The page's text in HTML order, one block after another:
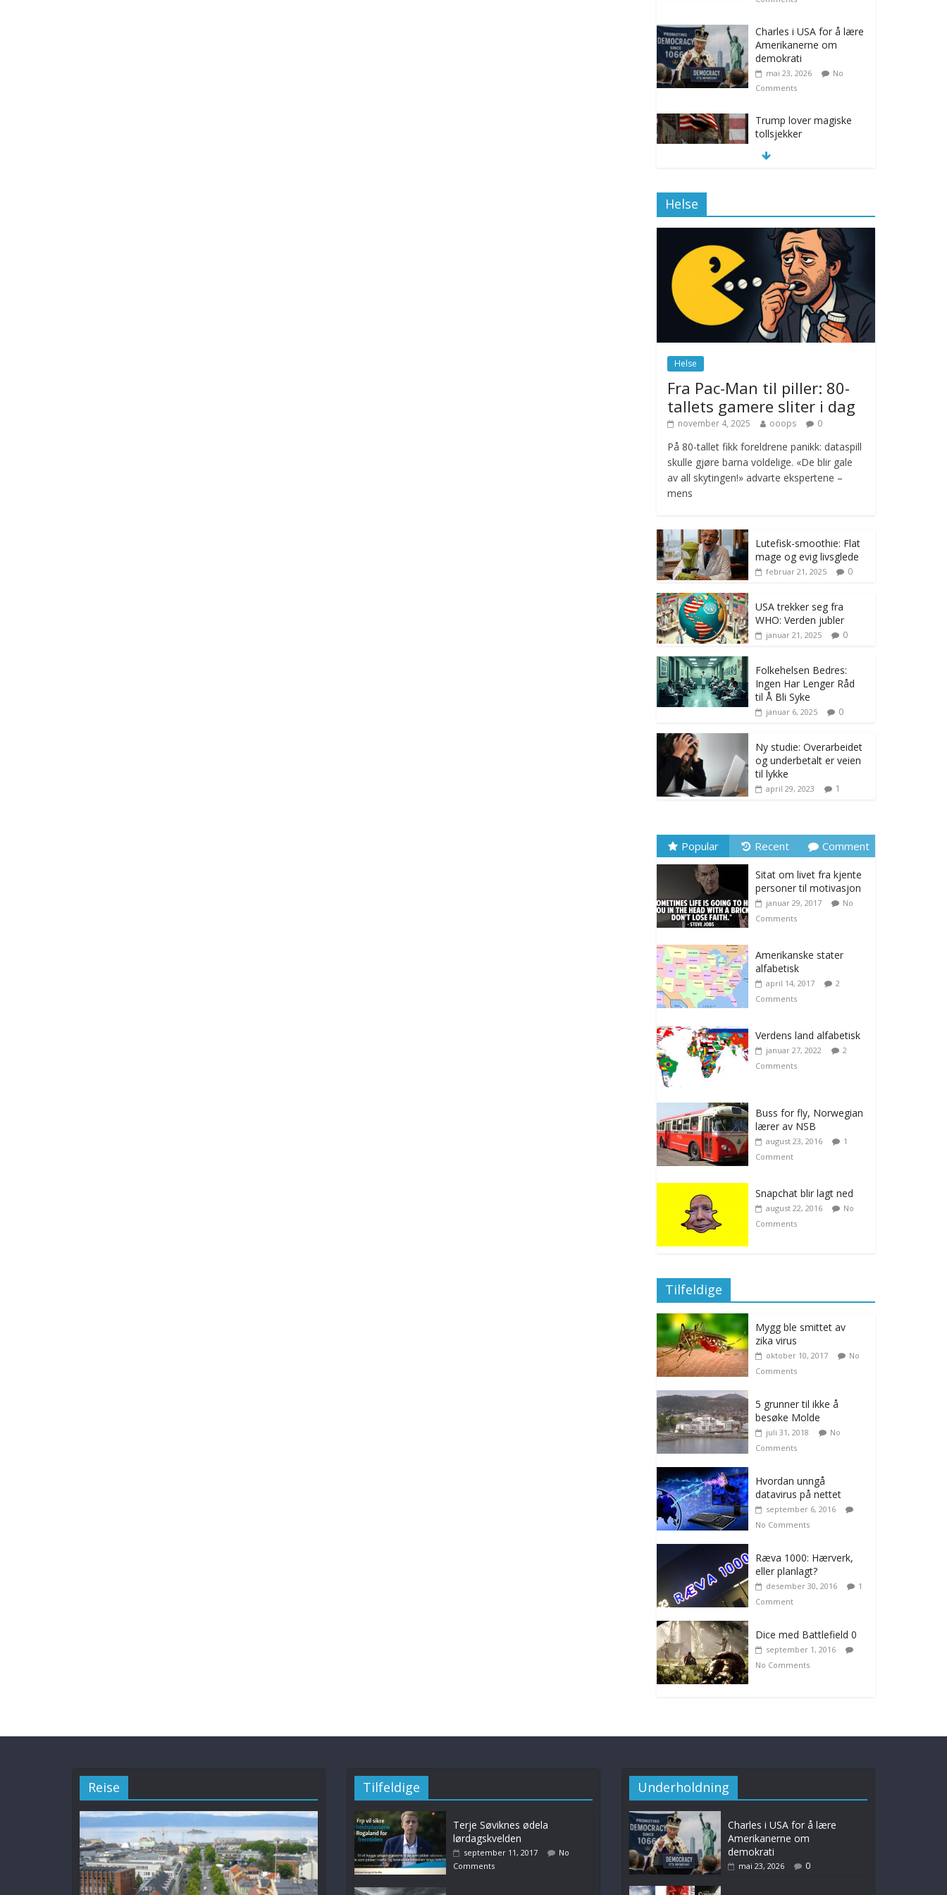
Charles i USA for å lære
Amerikanerne om
demokrati
mai 23, 2026
No
Comments
Trump lover magiske
tollsjekker
No Comments
klimakrisen i Norge
november 12, 2025
No Comments
Drone stopper
flytrafikken i Stockholm,
ekspert mistenker MDG
november 6, 2025
No Comments
nullvisjon for nedbør
juni 23, 2026
No
Comments
Helse
Helse
Fra Pac-Man til piller: 80-
tallets gamere sliter i dag
november 4, 2025 ooops 0
På 80-tallet fikk foreldrene panikk: dataspill
skulle gjøre barna voldelige. «De blir gale
av all skytingen!» advarte ekspertene –
mens
Lutefisk-smoothie: Flat
mage og evig livsglede
februar 21, 2025 0
USA trekker seg fra
WHO: Verden jubler
januar 21, 2025 0
Folkehelsen Bedres:
Ingen Har Lenger Råd
til Å Bli Syke
januar 6, 2025 0
Ny studie: Overarbeidet
og underbetalt er veien
til lykke
april 29, 2023 1
Popular Recent Comment
Sitat om livet fra kjente
personer til motivasjon
januar 29, 2017
No
Comments
Amerikanske stater
alfabetisk
april 14, 2017
2
Comments
Verdens land alfabetisk
januar 27, 2022
2
Comments
Buss for fly, Norwegian
lærer av NSB
august 23, 2016
1
Comment
Snapchat blir lagt ned
august 22, 2016
No
Comments
Tilfeldige
Mygg ble smittet av
zika virus
oktober 10, 2017
No
Comments
5 grunner til ikke å
besøke Molde
juli 31, 2018
No
Comments
Hvordan unngå
datavirus på nettet
september 6, 2016
No Comments
Ræva 1000: Hærverk,
eller planlagt?
desember 30, 2016
1
Comment
Dice med Battlefield 0
september 1, 2016
No Comments
Reise Tilfeldige
Terje Søviknes ødela
lørdagskvelden
september 11, 2017
No
Comments
Underholdning
Charles i USA for å lære
Amerikanerne om
demokrati
mai 23, 2026 0